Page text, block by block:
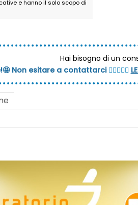
e hanno il solo scopo di
Hai bisogno di un
Non esitare a contattarci💆🏼‍♀️👩‍⚕️